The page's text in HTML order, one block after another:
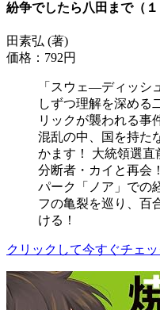
紛争でしたら八田まで（１
田素弘 (著)
価格：792円
「スウェ―ディッシ
しずつ理解を深める
リックが襲われる事
混乱の中、国を持た
かます！ 大統領選直
分断者・カイと再会
パーク「ノア」での
フの亀裂を巡り、百
ける！
クリックして今すぐチェッ